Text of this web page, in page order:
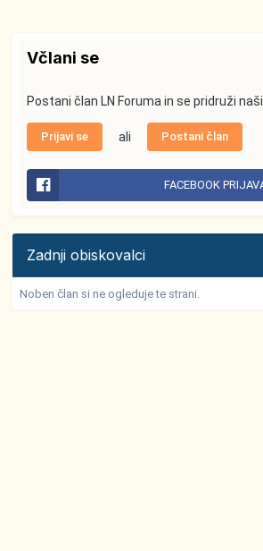
Včlani se
Postani član LN Foruma in se pridruži
Prijavi se ali Postani član
FACEBOOK
Zadnji obiskovalci
Noben član si ne ogleduje te strani.